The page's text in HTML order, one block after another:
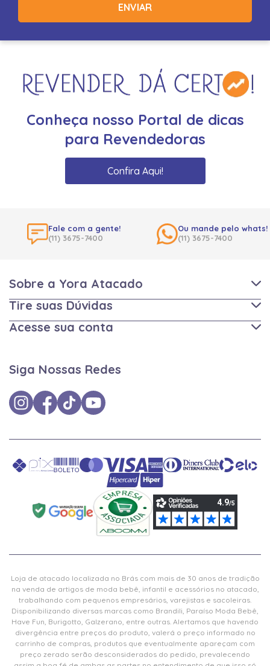
ENVIAR
Conheça nosso Portal de dicas
para Revendedoras
Confira Aqui!
Fale com a gente!
(11) 3675-7400
Ou mande pelo whats!
(11) 3675-7400
Sobre a Yora Atacado
Tire suas Dúvidas
Acesse sua conta
Siga Nossas Redes
Loja de atacado localizada no Brás com mais de 30 anos de tradição
na venda de artigos de moda bebê, infantil e acessórios no atacado,
trabalhando com pequenos empresários, varejistas e sacoleiras.
Disponibilizando diversas marcas como Brandili, Paraíso Moda Bebê,
Have Fun, Burigotto, Galzerano, entre outras. Alertamos que havendo
divergência entre preços do produto, valerá o preço informado no
carrinho de compras, produtos que eventualmente apareçam com
preço zerado serão desconsiderados do pedido, prevalecendo